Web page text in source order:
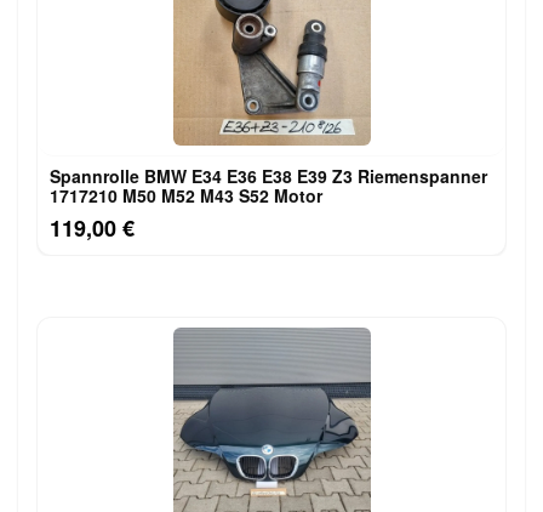
Spannrolle BMW E34 E36 E38 E39 Z3 Riemenspanner
1717210 M50 M52 M43 S52 Motor
119,00 €